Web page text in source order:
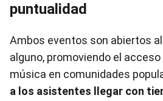
puntualidad
Ambos eventos son abiertos
alguno, promoviendo el
música en comunidades
a los asistentes llegar con